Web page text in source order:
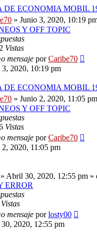
DE ECONOMIA MOBIL
» Junio 3, 2020, 10:19
Y OFF TOPIC
Vistas
mensaje porCaribe70
3, 2020, 10:19 pm
DE ECONOMIA MOBIL
» Junio 2, 2020, 11:05 pm
Y OFF TOPIC
Vistas
mensaje porCaribe70
2, 2020, 11:05 pm
» Abril 30, 2020, 12:55 pm »
ERROR
Vistas
mensaje porlosty00
2020, 12:55 pm